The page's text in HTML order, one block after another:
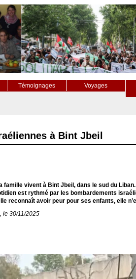
Témoignages Voyages
à Bint Jbeil
famille vivent à Bint Jbeil, dans le sud du
est rythmé par les bombardements
reconnaît avoir peur pour ses enfants, elle
le 30/11/2025